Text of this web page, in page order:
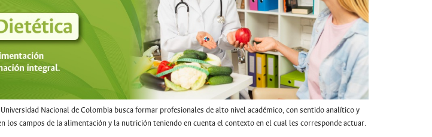
Nacional de Colombia busca formar profesionales de alto nivel académico, con sentido analítico y
los campos de la alimentación y la nutrición teniendo en cuenta el contexto en el cual les corresponde actuar.